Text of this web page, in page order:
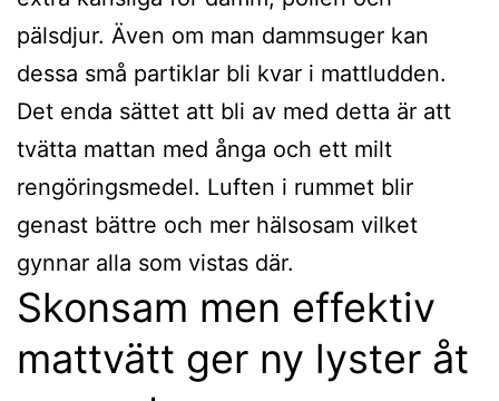
pälsdjur. Även om man dammsuger kan
dessa små partiklar bli kvar i mattludden.
Det enda sättet att bli av med detta är att
tvätta mattan med ånga och ett milt
rengöringsmedel. Luften i rummet blir
genast bättre och mer hälsosam vilket
gynnar alla som vistas där.
Skonsam men effektiv
mattvätt ger ny lyster åt